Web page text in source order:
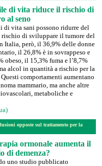
di vita riduce il rischio di
al seno
di vita sani possono ridurre del
di sviluppare il tumore del
Italia, però, il 36,9% delle donne
il 26,8% è in sovrappeso e
obeso, il 15,3% fuma e l’8,7%
alcol in quantità a rischio per la
comportamenti aumentano
mammario, ma anche altre
metaboliche e
opposte sul trattamento per la
ormonale aumenta il
di demenza?
uno studio pubblicato